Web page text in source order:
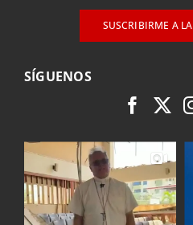
SUSCRIBIRME A
SÍGUENOS